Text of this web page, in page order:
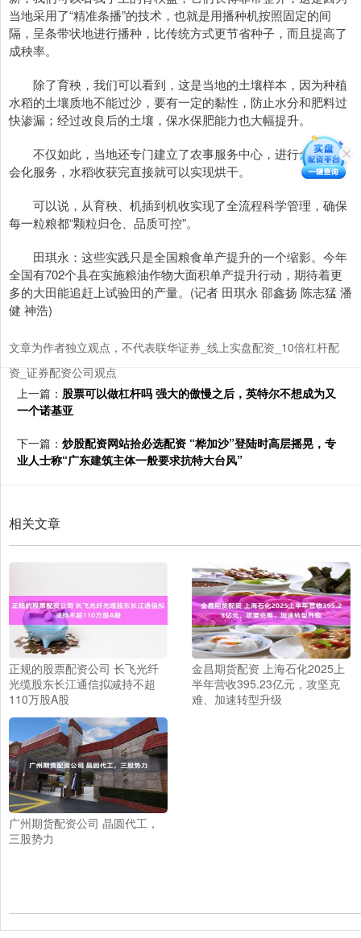
当地采用了“精准条播”的技术，也就是用播种机按照固定的间
隔，呈条带状地进行播种，比传统方式更节省种子，而且提高了
成秧率。
除了育秧，我们可以看到，这是当地的土壤样本，因为种植
水稻的土壤质地不能过沙，要有一定的黏性，防止水分和肥料过
快渗漏；经过改良后的土壤，保水保肥能力也大幅提升。
不仅如此，当地还专门建立了农事服务中心，进行全流程社
会化服务，水稻收获完直接就可以实现烘干。
可以说，从育秧、机插到机收实现了全流程科学管理，确保
每一粒粮都“颗粒归仓、品质可控”。
田琪永：这些实践只是全国粮食单产提升的一个缩影。今年
全国有702个县在实施粮油作物大面积单产提升行动，期待着更
多的大田能追赶上试验田的产量。(记者 田琪永 邵鑫扬 陈志猛 潘
健 神浩)
文章为作者独立观点，不代表联华证券_线上实盘配资_10倍杠杆配
资_证券配资公司观点
上一篇： 股票可以做杠杆吗 强大的傲慢之后，英特尔不想成为又
一个诺基亚
下一篇： 炒股配资网站拾必选配资 “桦加沙”登陆时高层摇晃，专
业人士称“广东建筑主体一般要求抗特大台风”
相关文章
正规的股票配资公司 长飞光纤
光缆股东长江通信拟减持不超
110万股A股
金昌期货配资 上海石化2025上
半年营收395.23亿元，攻坚克
难、加速转型升级
广州期货配资公司 晶圆代工，
三股势力